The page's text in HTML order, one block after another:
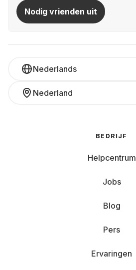
Nodig vrienden uit
Nederlands
Nederland
BEDRIJF
Helpcentrum
Jobs
Blog
Pers
Ervaringen